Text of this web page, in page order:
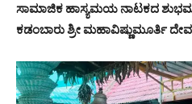
ಸಾಮಾಜಿಕ ಹಾಸ್ಯಮಯ ನಾಟಕದ
ಕಡಂಬಾರು ಶ್ರೀ ಮಹಾವಿಷ್ಣುಮೂರ್ತಿ